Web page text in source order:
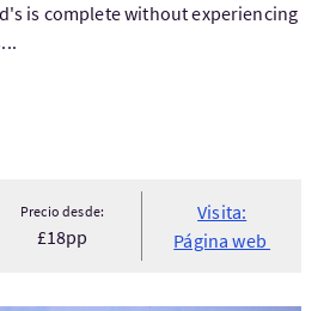
is complete without experiencing
Precio desde:
£18pp
Visita:
Página web